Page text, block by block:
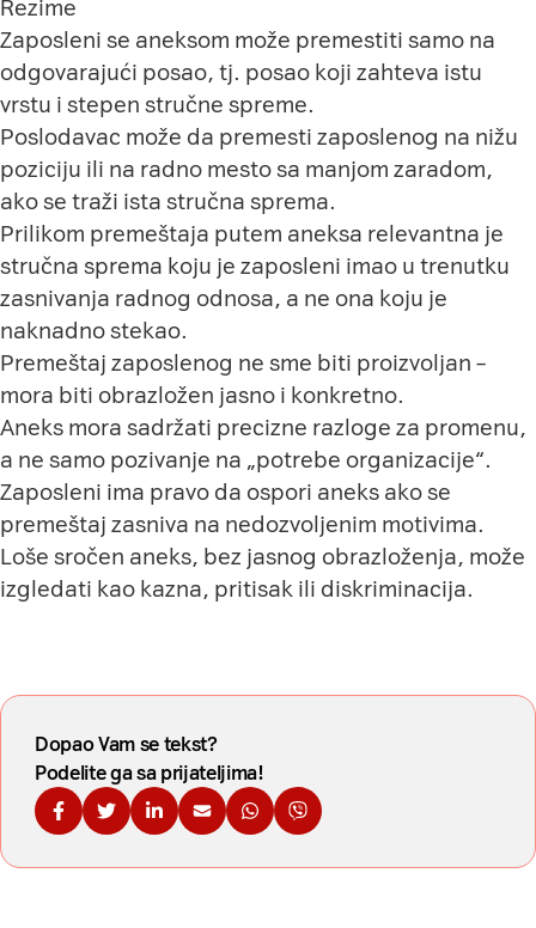
Rezime
Zaposleni se aneksom može premestiti samo na
odgovarajući posao, tj. posao koji zahteva istu
vrstu i stepen stručne spreme.
Poslodavac može da premesti zaposlenog na nižu
poziciju ili na radno mesto sa manjom zaradom,
ako se traži ista stručna sprema.
Prilikom premeštaja putem aneksa relevantna je
stručna sprema koju je zaposleni imao u trenutku
zasnivanja radnog odnosa, a ne ona koju je
naknadno stekao.
Premeštaj zaposlenog ne sme biti proizvoljan –
mora biti obrazložen jasno i konkretno.
Aneks mora sadržati precizne razloge za promenu,
a ne samo pozivanje na „potrebe organizacije“.
Zaposleni ima pravo da ospori aneks ako se
premeštaj zasniva na nedozvoljenim motivima.
Loše sročen aneks, bez jasnog obrazloženja, može
izgledati kao kazna, pritisak ili diskriminacija.
Dopao Vam se tekst?
Podelite ga sa prijateljima!
Podelite na Fejsbuku
Podelite na Tviteru
Podelite na Linkdinu
Podelite na imejl
Podelite na WhatsApp
Podelite na Viberu